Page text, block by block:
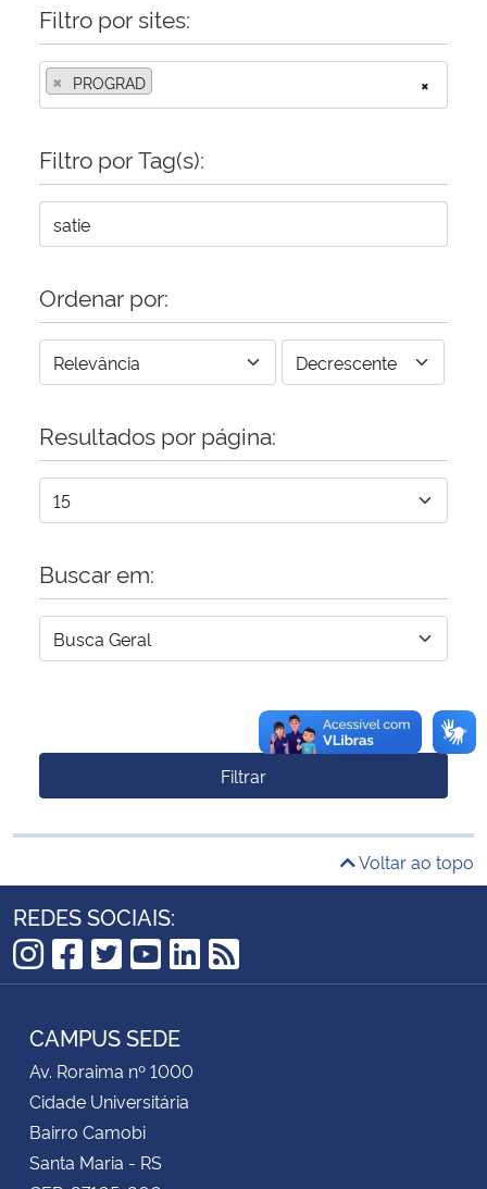
Ministério da Mulher, da Família e dos Direitos Humanos
Secretaria-Geral
Secretaria de Governo
Advocacia-Geral da União
Filtro por sites:
×
× PROGRAD
Filtro por Tag(s):
Ordenar por:
Resultados por página:
Buscar em:
Filtrar
Voltar ao topo
REDES SOCIAIS:
Instagram
Facebook
Twitter
YouTube
LinkedIn
RSS
CAMPUS SEDE
Av. Roraima nº 1000
Cidade Universitária
Bairro Camobi
Santa Maria - RS